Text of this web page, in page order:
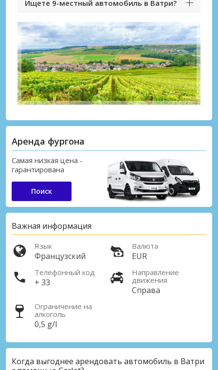
Ищете 9-местный автомобиль в Ватри?
Аренда фургона
Самая низкая цена -
гарантирована
Поиск
Важная информация
Язык
Французский
Валюта
EUR
Телефонный код
+ 33
Направление
движения
Справа
Ограничение на
алкоголь
0,5 g/l
Когда выгоднее арендовать автомобиль в Ватри